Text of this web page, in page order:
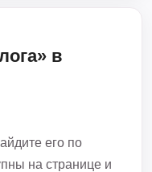
в
его по
на странице и